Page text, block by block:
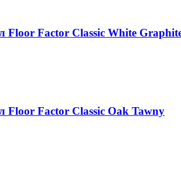
Floor Factor Classic White
Floor Factor Classic Oak Tawny